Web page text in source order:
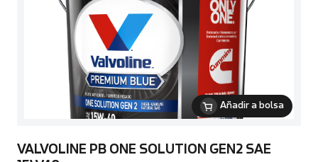
Añadir a bolsa
VALVOLINE PB ONE SOLUTION GEN2 SAE